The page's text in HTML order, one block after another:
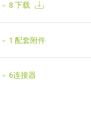
8 下载
1 配套附件
6连接器